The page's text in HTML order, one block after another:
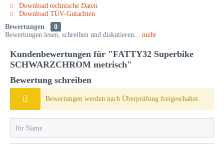
Download technische Daten
Download TÜV-Gutachten
Bewertungen
0
Bewertungen lesen, schreiben und diskutieren... mehr
Kundenbewertungen für "FATTY32 Superbike
SCHWARZCHROM metrisch"
Bewertung schreiben
Bewertungen werden nach Überprüfung freigeschaltet.